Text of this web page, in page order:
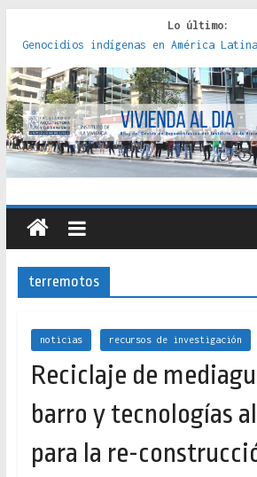
Lo último:
Genocidios indígenas en América
Estudios sobre la espacialización de
políticas, prácticas y
Donde el pedernal choca con el
crítica de las fronteras
Criterios técnicos para una vivienda
Red de consultorios de la Caja del
Santiago : un patrimonio emblemático
terremotos
noticias recursos de investigación
Reciclaje de
barro y tecnologías
para la re-